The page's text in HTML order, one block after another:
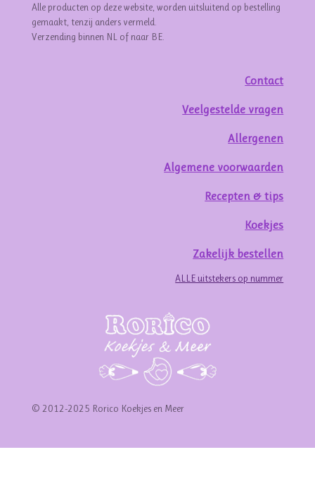
Alle producten op deze website, worden uitsluitend op bestelling
gemaakt, tenzij anders vermeld.
Verzending binnen NL of naar BE.
Contact
Veelgestelde vragen
Allergenen
Algemene voorwaarden
Recepten & tips
Koekjes
Zakelijk bestellen
ALLE uitstekers op nummer
© 2012-2025 Rorico Koekjes en Meer